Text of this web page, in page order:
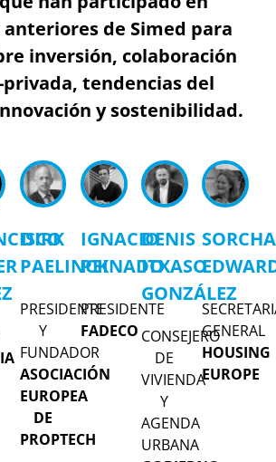
de Simed para
inversión, colaboración
tendencias del
y sostenibilidad.
DIRK
PAELINCK
PRESIDENTE
Y
FUNDADOR
ASOCIACIÓN
EUROPEA
DE
PROPTECH
IGNACIO
PEINADO
PRESIDENTE
FADECO
DENIS
ITXASO
GONZÁLEZ
CONSEJERO
DE
VIVIENDA
Y
AGENDA
URBANA
SORCHA
GENERAL
HOUSING
EUROPE